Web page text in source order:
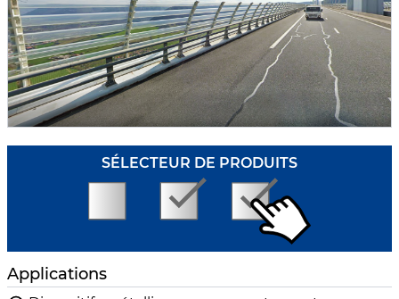
SÉLECTEUR DE PRODUITS
Applications